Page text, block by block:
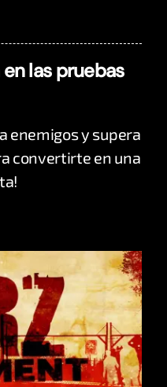
las pruebas
enemigos y supera
convertirte en una